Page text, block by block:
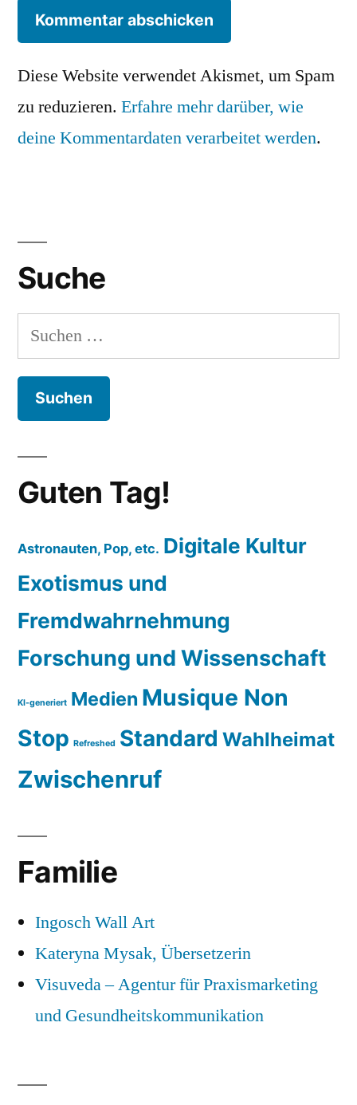
Diese Website verwendet Akismet, um Spam
zu reduzieren. Erfahre mehr darüber, wie
deine Kommentardaten verarbeitet werden.
Suche
Suchen
nach:
Guten Tag!
Astronauten, Pop, etc. Digitale Kultur
Exotismus und
Fremdwahrnehmung
Forschung und Wissenschaft
KI-generiert Medien Musique Non
Stop Refreshed Standard Wahlheimat
Zwischenruf
Familie
Ingosch Wall Art
Kateryna Mysak, Übersetzerin
Visuveda – Agentur für Praxismarketing
und Gesundheitskommunikation